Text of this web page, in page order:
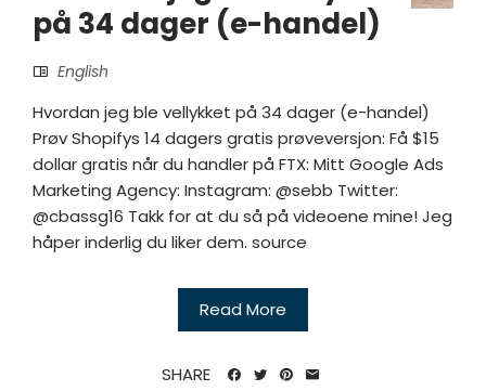
på 34 dager (e-handel)
English
Hvordan jeg ble vellykket på 34 dager (e-handel)
Prøv Shopifys 14 dagers gratis prøveversjon: Få $15
dollar gratis når du handler på FTX: Mitt Google Ads
Marketing Agency: Instagram: @sebb Twitter:
@cbassg16 Takk for at du så på videoene mine! Jeg
håper inderlig du liker dem. source
Read More
SHARE